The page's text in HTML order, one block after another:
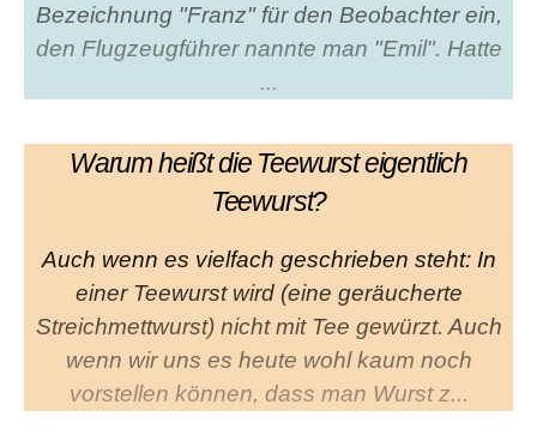
Bezeichnung "Franz" für den Beobachter ein,
den Flugzeugführer nannte man "Emil". Hatte
...
Warum heißt die Teewurst eigentlich
Teewurst?
Auch wenn es vielfach geschrieben steht: In
einer Teewurst wird (eine geräucherte
Streichmettwurst) nicht mit Tee gewürzt. Auch
wenn wir uns es heute wohl kaum noch
vorstellen können, dass man Wurst z...